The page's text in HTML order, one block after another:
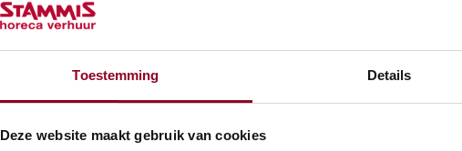
Toestemming Details
Deze website maakt gebruik van cookies